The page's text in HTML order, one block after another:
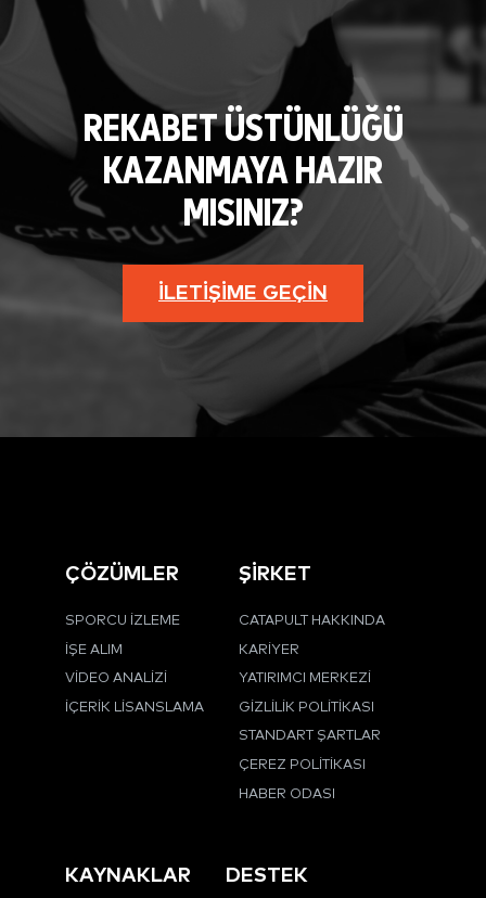
REKABET ÜSTÜNLÜĞÜ
KAZANMAYA HAZIR
MISINIZ?
İLETIŞIME GEÇIN
ÇÖZÜMLER
SPORCU İZLEME
İŞE ALIM
VIDEO ANALIZI
İÇERIK LISANSLAMA
ŞİRKET
CATAPULT HAKKINDA
KARIYER
YATIRIMCI MERKEZI
GIZLILIK POLITIKASI
STANDART ŞARTLAR
ÇEREZ POLITIKASI
HABER ODASI
KAYNAKLAR DESTEK